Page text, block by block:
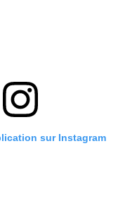
sur Instagram